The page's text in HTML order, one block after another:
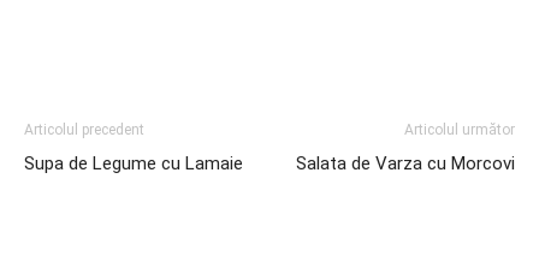
Articolul precedent
Supa de Legume cu Lamaie
Articolul următor
Salata de Varza cu Morcovi